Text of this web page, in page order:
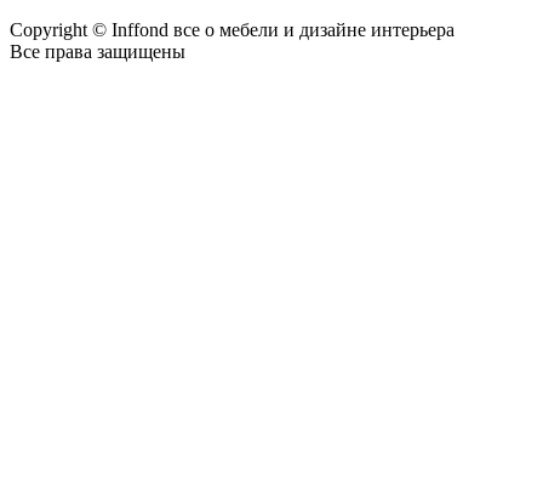
Copyright © Inffond все о мебели и дизайне интерьера
Все права защищены